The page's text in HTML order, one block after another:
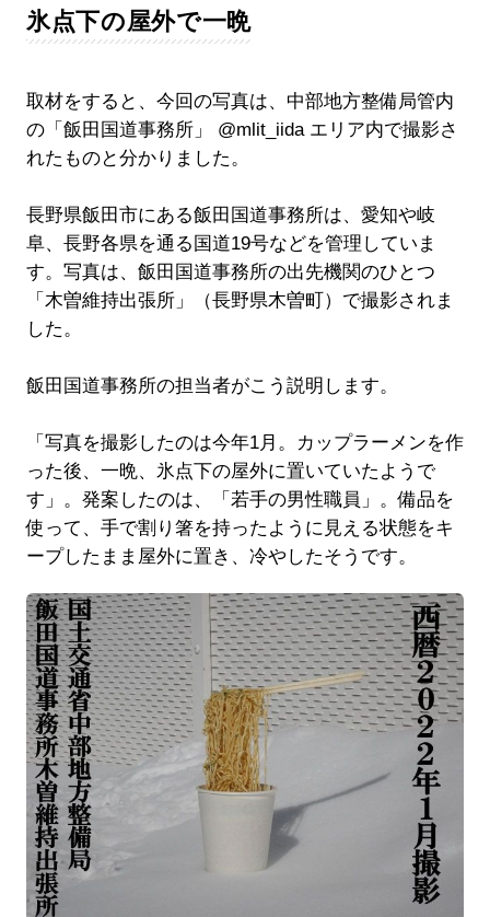
氷点下の屋外で一晩
取材をすると、今回の写真は、中部地方整備局管内
の「飯田国道事務所」 @mlit_iida エリア内で撮影さ
れたものと分かりました。
長野県飯田市にある飯田国道事務所は、愛知や岐
阜、長野各県を通る国道19号などを管理していま
す。写真は、飯田国道事務所の出先機関のひとつ
「木曽維持出張所」（長野県木曽町）で撮影されま
した。
飯田国道事務所の担当者がこう説明します。
「写真を撮影したのは今年1月。カップラーメンを作
った後、一晩、氷点下の屋外に置いていたようで
す」。発案したのは、「若手の男性職員」。備品を
使って、手で割り箸を持ったように見える状態をキ
ープしたまま屋外に置き、冷やしたそうです。